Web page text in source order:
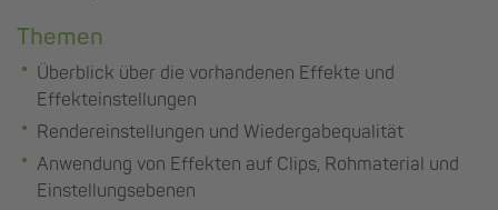
Themen
Überblick über die vorhandenen Effekte und
Effekteinstellungen
Rendereinstellungen und Wiedergabequalität
Anwendung von Effekten auf Clips, Rohmaterial und
Einstellungsebenen